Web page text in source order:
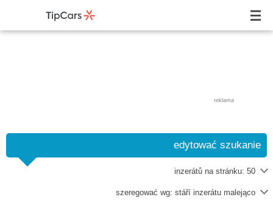
reklama
edytować szukanie
inzerátů na stránku: 50
szeregować wg: stáří inzerátu malejąco